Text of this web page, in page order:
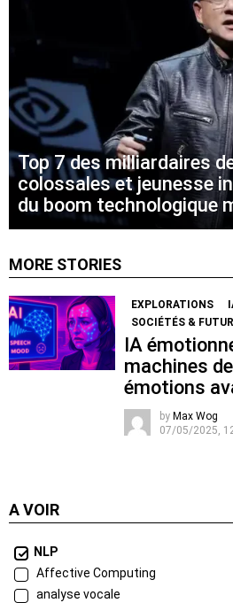
Top 7 des milliardaires
colossales et jeunesse
du boom technologique
MORE STORIES
EXPLORATIONS
SOCIÉTÉS &
IA
machines
émotions
by Max Wog
07/05/2025,
A VOIR
NLP
Affective Computing
analyse vocale